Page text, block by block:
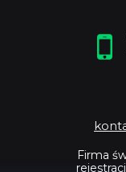
Firma